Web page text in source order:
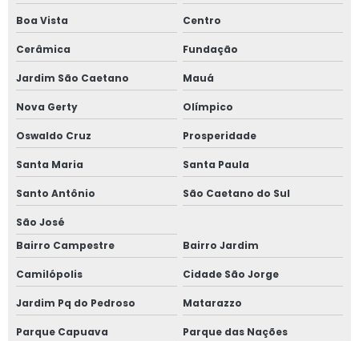
Boa Vista Centro
Cerâmica Fundação
Jardim São Caetano Mauá
Nova Gerty Olímpico
Oswaldo Cruz Prosperidade
Santa Maria Santa Paula
Santo Antônio São Caetano do Sul
São José
Bairro Campestre
Bairro Jardim
Camilópolis Cidade São Jorge
Jardim Pq do Pedroso Matarazzo
Parque Capuava Parque das Nações